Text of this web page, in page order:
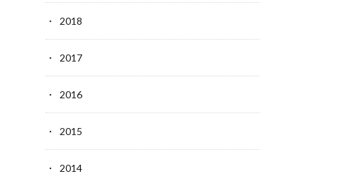
2018
2017
2016
2015
2014